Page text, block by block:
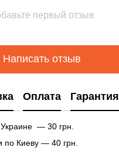
первый отзыв
Написать отзыв
Оплата Гарантия
— 30 грн.
по Киеву — 40 грн.